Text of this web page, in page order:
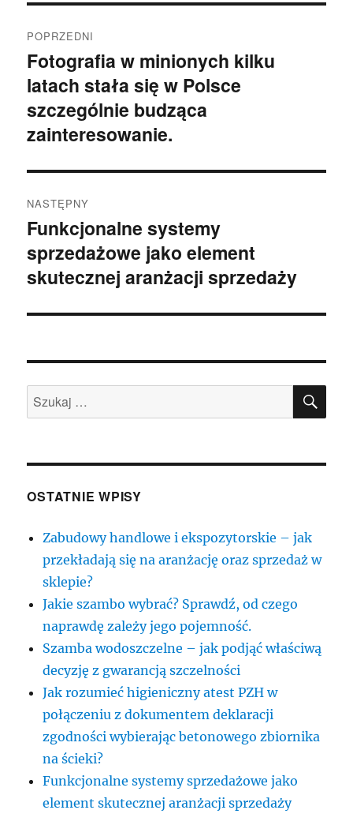
wpisu
POPRZEDNI
Poprzedni
wpis:
Fotografia w minionych kilku
latach stała się w Polsce
szczególnie budząca
zainteresowanie.
NASTĘPNY
Następny
wpis:
Funkcjonalne systemy
sprzedażowe jako element
skutecznej aranżacji sprzedaży
Szukaj:
OSTATNIE WPISY
Zabudowy handlowe i ekspozytorskie – jak
przekładają się na aranżację oraz sprzedaż w
sklepie?
Jakie szambo wybrać? Sprawdź, od czego
naprawdę zależy jego pojemność.
Szamba wodoszczelne – jak podjąć właściwą
decyzję z gwarancją szczelności
Jak rozumieć higieniczny atest PZH w
połączeniu z dokumentem deklaracji
zgodności wybierając betonowego zbiornika
na ścieki?
Funkcjonalne systemy sprzedażowe jako
element skutecznej aranżacji sprzedaży